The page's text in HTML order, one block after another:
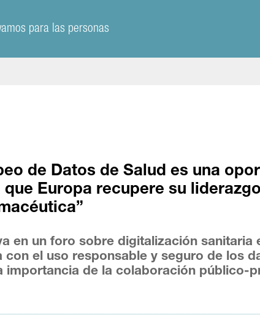
para las personas
de Datos de Salud es una
Europa recupere su
en un foro sobre digitalización sanitaria
con el uso responsable y seguro de los
importancia de la colaboración público-